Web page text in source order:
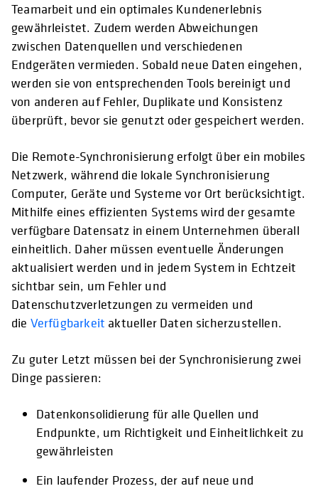
Teamarbeit und ein optimales Kundenerlebnis
gewährleistet. Zudem werden Abweichungen
zwischen Datenquellen und verschiedenen
Endgeräten vermieden. Sobald neue Daten eingehen,
werden sie von entsprechenden Tools bereinigt und
von anderen auf Fehler, Duplikate und Konsistenz
überprüft, bevor sie genutzt oder gespeichert werden.
Die Remote-Synchronisierung erfolgt über ein mobiles
Netzwerk, während die lokale Synchronisierung
Computer, Geräte und Systeme vor Ort berücksichtigt.
Mithilfe eines effizienten Systems wird der gesamte
verfügbare Datensatz in einem Unternehmen überall
einheitlich. Daher müssen eventuelle Änderungen
aktualisiert werden und in jedem System in Echtzeit
sichtbar sein, um Fehler und
Datenschutzverletzungen zu vermeiden und
die Verfügbarkeit aktueller Daten sicherzustellen.
Zu guter Letzt müssen bei der Synchronisierung zwei
Dinge passieren:
Datenkonsolidierung für alle Quellen und
Endpunkte, um Richtigkeit und Einheitlichkeit zu
gewährleisten
Ein laufender Prozess, der auf neue und